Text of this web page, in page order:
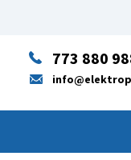
773 880